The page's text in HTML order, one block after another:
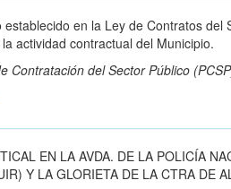
en la Ley de Contratos del
actividad contractual del Municipio.
Contratación del Sector Público
EN LA AVDA. DE LA POLICÍA
Y LA GLORIETA DE LA CTRA DE